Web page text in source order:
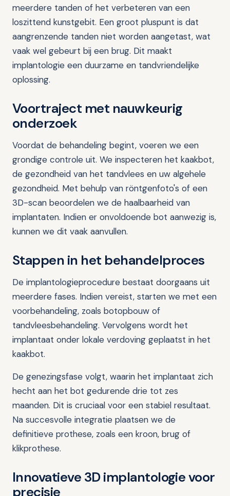
meerdere tanden of het verbeteren van een
loszittend kunstgebit. Een groot pluspunt is dat
aangrenzende tanden niet worden aangetast, wat
vaak wel gebeurt bij een brug. Dit maakt
implantologie een duurzame en tandvriendelijke
oplossing.
Voortraject met nauwkeurig
onderzoek
Voordat de behandeling begint, voeren we een
grondige controle uit. We inspecteren het kaakbot,
de gezondheid van het tandvlees en uw algehele
gezondheid. Met behulp van röntgenfoto's of een
3D-scan beoordelen we de haalbaarheid van
implantaten. Indien er onvoldoende bot aanwezig is,
kunnen we dit vaak aanvullen.
Stappen in het behandelproces
De implantologieprocedure bestaat doorgaans uit
meerdere fases. Indien vereist, starten we met een
voorbehandeling, zoals botopbouw of
tandvleesbehandeling. Vervolgens wordt het
implantaat onder lokale verdoving geplaatst in het
kaakbot.
De genezingsfase volgt, waarin het implantaat zich
hecht aan het bot gedurende drie tot zes
maanden. Dit is cruciaal voor een stabiel resultaat.
Na succesvolle integratie plaatsen we de
definitieve prothese, zoals een kroon, brug of
klikprothese.
Innovatieve 3D implantologie voor
precisie